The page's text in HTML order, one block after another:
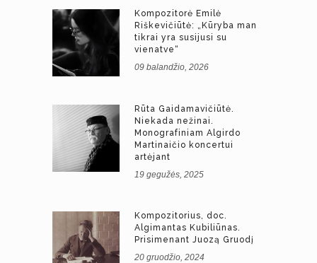
Kompozitorė Emilė
Riškevičiūtė: „Kūryba man
tikrai yra susijusi su
vienatve“
09 balandžio, 2026
Rūta Gaidamavičiūtė.
Niekada nežinai.
Monografiniam Algirdo
Martinaičio koncertui
artėjant
19 gegužės, 2025
Kompozitorius, doc.
Algimantas Kubiliūnas.
Prisimenant Juozą Gruodį
20 gruodžio, 2024